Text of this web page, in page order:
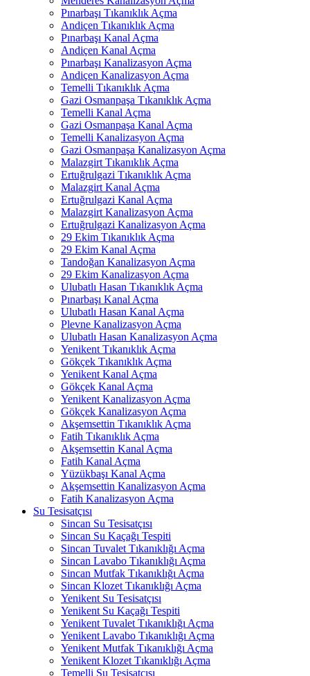
Pınarbaşı Tıkanıklık Açma
Andiçen Tıkanıklık Açma
Pınarbaşı Kanal Açma
Andiçen Kanal Açma
Pınarbaşı Kanalizasyon Açma
Andiçen Kanalizasyon Açma
Temelli Tıkanıklık Açma
Gazi Osmanpaşa Tıkanıklık Açma
Temelli Kanal Açma
Gazi Osmanpaşa Kanal Açma
Temelli Kanalizasyon Açma
Gazi Osmanpaşa Kanalizasyon Açma
Malazgirt Tıkanıklık Açma
Ertuğrulgazi Tıkanıklık Açma
Malazgirt Kanal Açma
Ertuğrulgazi Kanal Açma
Malazgirt Kanalizasyon Açma
Ertuğrulgazi Kanalizasyon Açma
29 Ekim Tıkanıklık Açma
29 Ekim Kanal Açma
Tandoğan Kanalizasyon Açma
29 Ekim Kanalizasyon Açma
Ulubatlı Hasan Tıkanıklık Açma
Pınarbaşı Kanal Açma
Ulubatlı Hasan Kanal Açma
Plevne Kanalizasyon Açma
Ulubatlı Hasan Kanalizasyon Açma
Yenikent Tıkanıklık Açma
Gökçek Tıkanıklık Açma
Yenikent Kanal Açma
Gökçek Kanal Açma
Yenikent Kanalizasyon Açma
Gökçek Kanalizasyon Açma
Akşemsettin Tıkanıklık Açma
Fatih Tıkanıklık Açma
Akşemsettin Kanal Açma
Fatih Kanal Açma
Yüzükbaşı Kanal Açma
Akşemsettin Kanalizasyon Açma
Fatih Kanalizasyon Açma
Su Tesisatçısı
Sincan Su Tesisatçısı
Sincan Su Kaçağı Tespiti
Sincan Tuvalet Tıkanıklığı Açma
Sincan Lavabo Tıkanıklığı Açma
Sincan Mutfak Tıkanıklığı Açma
Sincan Klozet Tıkanıklığı Açma
Yenikent Su Tesisatçısı
Yenikent Su Kaçağı Tespiti
Yenikent Tuvalet Tıkanıklığı Açma
Yenikent Lavabo Tıkanıklığı Açma
Yenikent Mutfak Tıkanıklığı Açma
Yenikent Klozet Tıkanıklığı Açma
Temelli Su Tesisatçısı